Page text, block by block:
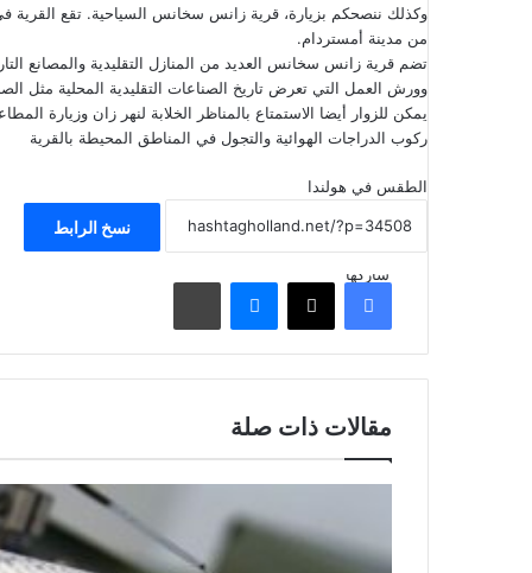
من مدينة أمستردام.
تضم قرية زانس سخانس العديد من المنازل التقليدية والمصانع
وورش العمل التي تعرض تاريخ الصناعات التقليدية المحلية مثل
يمكن للزوار أيضا الاستمتاع بالمناظر الخلابة لنهر زان وزيارة
ركوب الدراجات الهوائية والتجول في المناطق المحيطة بالقرية
الطقس في هولندا
نسخ الرابط
شاركهافيسبوك ‫X ماسنجر مشاركة عبر البريد
مقالات ذات صلة